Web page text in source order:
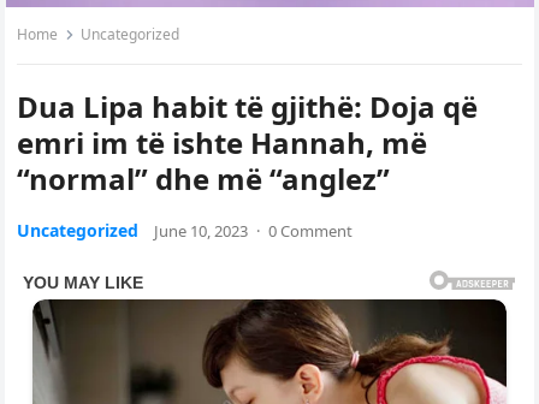
Home Uncategorized
Dua Lipa habit të gjithë: Doja që
emri im të ishte Hannah, më
“normal” dhe më “anglez”
Uncategorized June 10, 2023 · 0 Comment